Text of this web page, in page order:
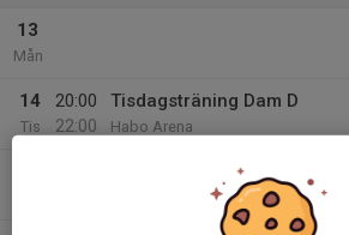
13
Mån
14
Tis
20:00
22:00
Tisdagsträning Dam D
Habo Arena